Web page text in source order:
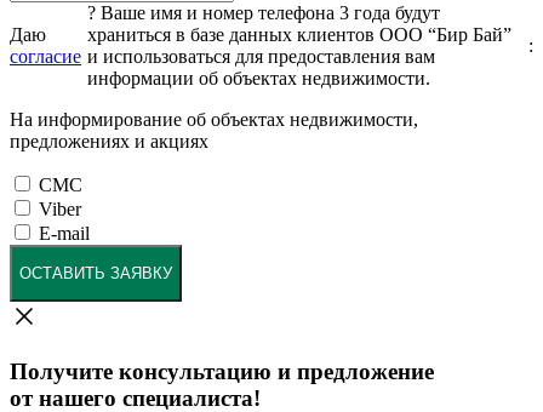
Даю
согласие
? Ваше имя и номер телефона 3 года будут
храниться в базе данных клиентов ООО “Бир Бай”
и использоваться для предоставления вам
информации об объектах недвижимости.
:
На информирование об объектах недвижимости,
предложениях и акциях
СМС
Viber
E-mail
ОСТАВИТЬ ЗАЯВКУ
Получите консультацию и предложение
от нашего специалиста!